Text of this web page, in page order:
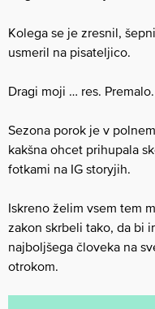
Kolega se je zresnil,
usmeril na pisateljico.
Dragi moji … res.
Sezona porok je v
kakšna ohcet prihupala
fotkami na IG storyjih.
Iskreno želim vsem tem
zakon skrbeli tako, da bi
najboljšega človeka na
otrokom.